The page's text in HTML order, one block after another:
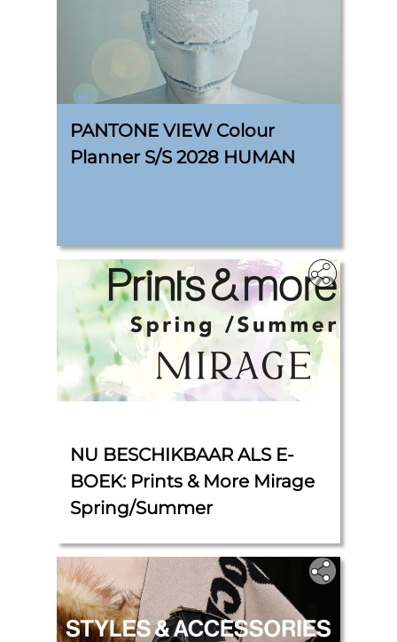
PANTONE VIEW Colour
Planner S/S 2028 HUMAN
NU BESCHIKBAAR ALS E-
BOEK: Prints & More Mirage
Spring/Summer